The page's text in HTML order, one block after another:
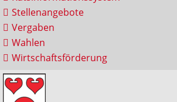
Stellenangebote
Vergaben
Wahlen
Wirtschaftsförderung